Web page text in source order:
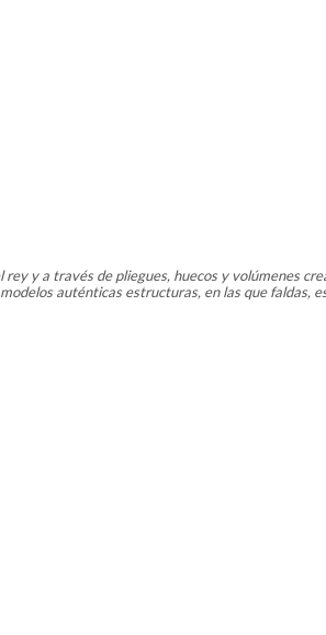
y a través de pliegues, huecos y volúmenes
auténticas estructuras, en las que faldas,